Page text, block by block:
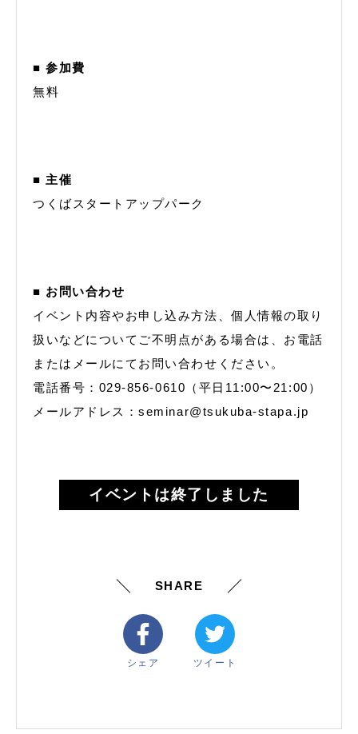
■ 参加費
無料
■ 主催
つくばスタートアップパーク
■ お問い合わせ
イベント内容やお申し込み方法、個人情報の取り
扱いなどについてご不明点がある場合は、お電話
またはメールにてお問い合わせください。
電話番号：029-856-0610（平日11:00〜21:00）
メールアドレス：seminar@tsukuba-stapa.jp
イベントは終了しました
SHARE
シェア ツイート